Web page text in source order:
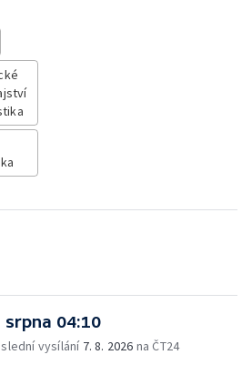
srpna 04:10
vysílání 7. 8. 2026 na ČT24